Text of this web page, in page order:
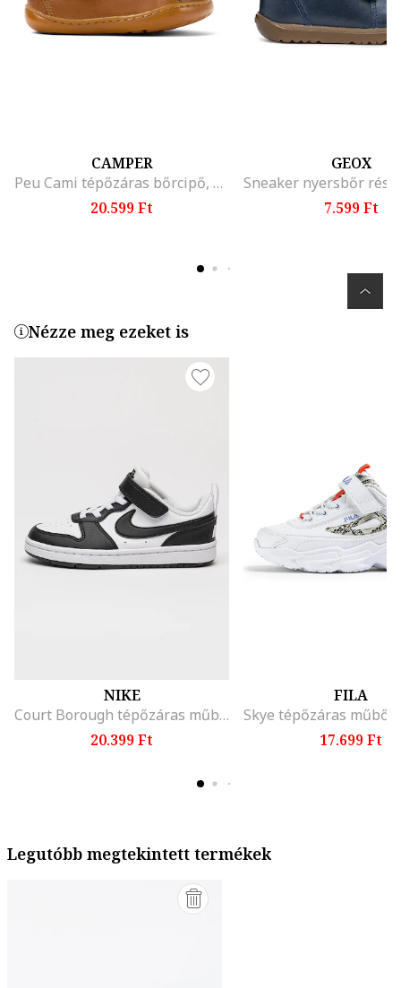
CAMPER
Peu Cami tépőzáras bőrcipő, Karamellbarna/Kék
20.599 Ft
GEOX
7.599 Ft
Nézze meg ezeket is
NIKE
Court Borough tépőzáras műbőr sneaker, Fehér/Koptatott fekete
20.399 Ft
FILA
17.699 Ft
Legutóbb megtekintett termékek